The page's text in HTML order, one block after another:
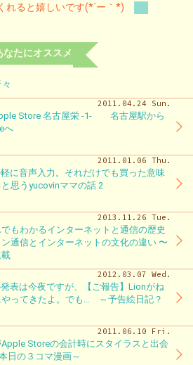
れると嬉しいです(*´ー｀*)
たにオススメ
2011.04.24 Sun.
Store 名古屋栄 -1- 名古屋駅から
へ
2011.01.06 Thu.
に音声入力。それだけでも買った意味
思うyucovinママの話 2
2013.11.26 Tue.
でもわかるインターネットと通信の歴史
通信とインターネットの文化の違い 〜
2012.03.07 Wed.
表は今夜ですが、【ご報告】Lionがね
やってきたよ。でも… ～予告絵日記？
2011.06.10 Fri.
Storeの会計時にスタイラスと出会
日の３コマ漫画～